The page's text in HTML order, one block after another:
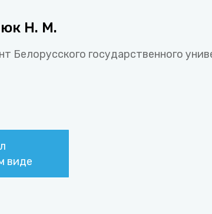
Н. М.
Белорусского государственного
виде